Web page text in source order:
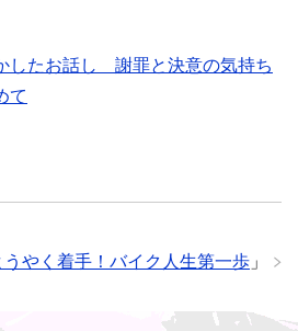
したお話し 謝罪と決意の気持ち
て
うやく着手！バイク人生第一歩 」